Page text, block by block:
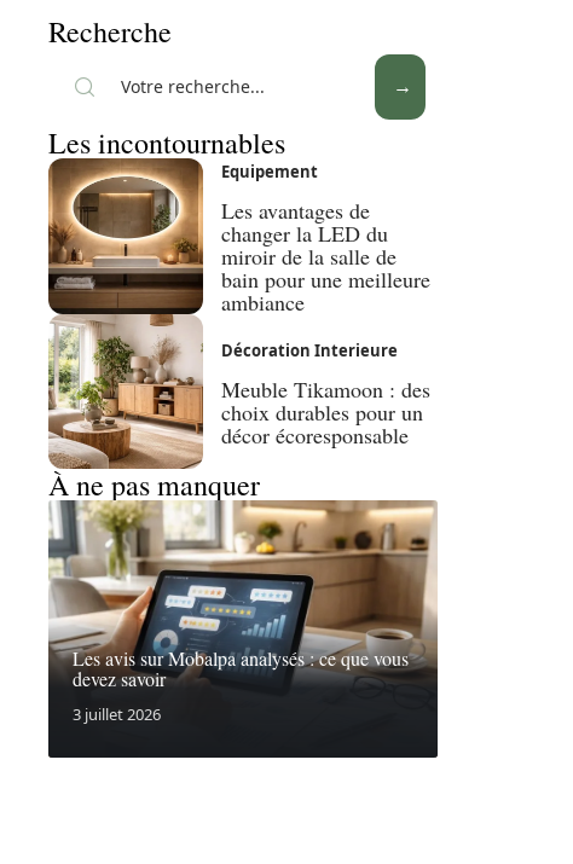
Recherche
Les incontournables
Equipement
Les avantages de
changer la LED du
miroir de la salle de
bain pour une meilleure
ambiance
Décoration Interieure
Meuble Tikamoon : des
choix durables pour un
décor écoresponsable
À ne pas manquer
Les avis sur Mobalpa analysés : ce que vous
devez savoir
3 juillet 2026